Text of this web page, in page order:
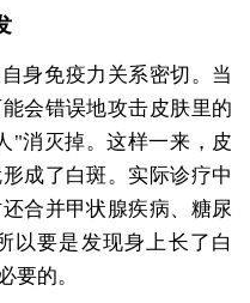
身免疫力关系密切。当
会错误地攻击皮肤里的
"消灭掉。这样一来，皮
成了白斑。实际诊疗中
合并甲状腺疾病、糖尿
以要是发现身上长了白
要的。